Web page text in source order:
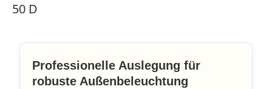
50 D
Professionelle Auslegung für
robuste Außenbeleuchtung